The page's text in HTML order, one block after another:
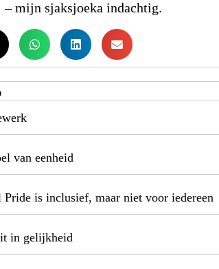
– mijn sjaksjoeka indachtig.
van eenheid
Pride is inclusief, maar niet voor iedereen
in gelijkheid